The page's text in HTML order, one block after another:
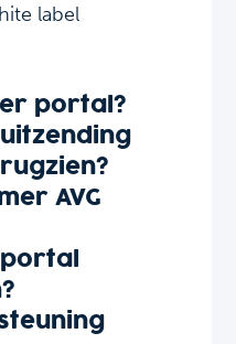
label
portal?
AVG